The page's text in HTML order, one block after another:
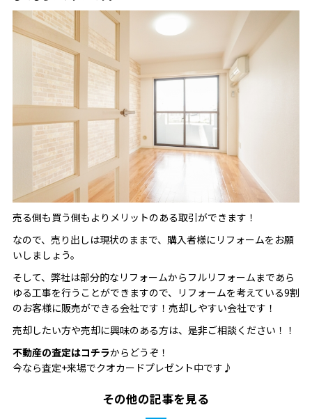
売る側も買う側もよりメリットのある取引ができます！
なので、売り出しは現状のままで、購入者様にリフォームをお願
いしましょう。
そして、弊社は部分的なリフォームからフルリフォームまであら
ゆる工事を行うことができますので、リフォームを考えている9割
のお客様に販売ができる会社です！売却しやすい会社です！
売却したい方や売却に興味のある方は、是非ご相談ください！！
不動産の査定はコチラからどうぞ！
今なら査定+来場でクオカードプレゼント中です♪
その他の記事を見る